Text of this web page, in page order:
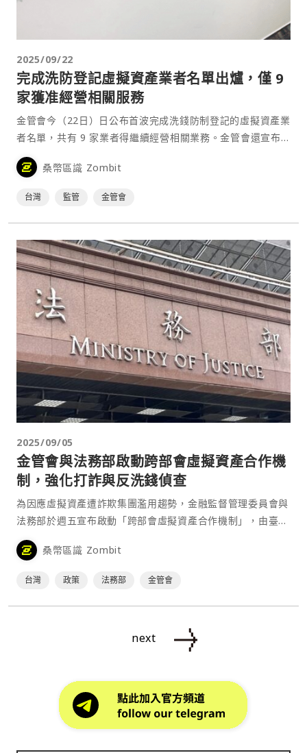
2025/09/22
完成洗防登記虛擬資產業者名單出爐，僅 9
家獲准經營相關服務
金管會今（22日）日公布首波完成洗錢防制登記的虛擬資產業
者名單，共有 9 家業者得繼續經營相關業務。金管會還宣布
18 家原完成洗防法遵聲明（舊制）的業者，因未完成新制規
定的洗防登記而不得再提供虛擬資產服務。⋯
桑幣區識 Zombit
台灣 監管 金管會
2025/09/05
金管會與法務部啟動跨部會虛擬資產合作機
制，強化打詐與反洗錢偵查
為因應虛擬資產遭詐欺集團濫用趨勢，金融監督管理委員會與
法務部於週五宣布啟動「跨部會虛擬資產合作機制」，由臺灣
高等檢察署與調查局擔任執行秘書，結合行政監理與司法執法
能量，打造「前端監理、後端執法」的全方位防線。⋯
桑幣區識 Zombit
台灣 政策 法務部 金管會
next